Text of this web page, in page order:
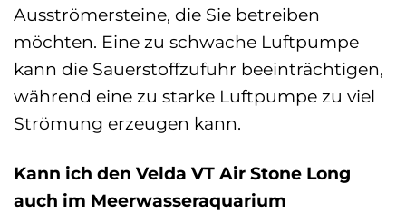
Ausströmersteine, die Sie betreiben
möchten. Eine zu schwache Luftpumpe
kann die Sauerstoffzufuhr beeinträchtigen,
während eine zu starke Luftpumpe zu viel
Strömung erzeugen kann.
Kann ich den Velda VT Air Stone Long
auch im Meerwasseraquarium